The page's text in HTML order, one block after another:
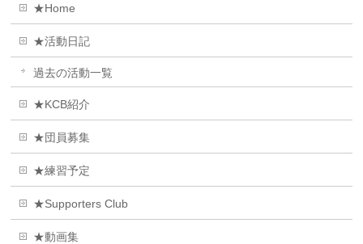
★Home
★活動日記
過去の活動一覧
★KCB紹介
★団員募集
★練習予定
★Supporters Club
★動画集